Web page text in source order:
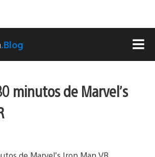
.Blog
minutos de Marvel’s